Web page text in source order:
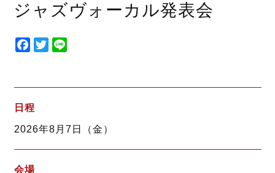
ジャズヴォーカル発表会
F
e
b
o
k
T
t
r
e
日程
2026年8月7日（金）
会場